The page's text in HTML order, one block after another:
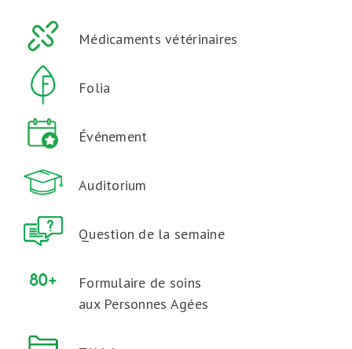
Médicaments vétérinaires
Folia
Événement
Auditorium
Question de la semaine
Formulaire de soins
aux Personnes Agées